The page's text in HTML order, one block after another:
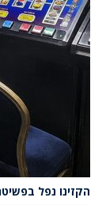
הקזינו נפל